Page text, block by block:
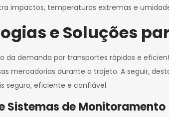
impactos, temperaturas extremas e
e Soluções
da demanda por transportes rápidos e
mercadorias durante o trajeto. A seguir,
seguro, eficiente e confiável.
Sistemas de Monitoramento